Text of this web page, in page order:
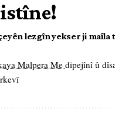
lezgîn yekser ji maîla
Malpera Me dipejînî û